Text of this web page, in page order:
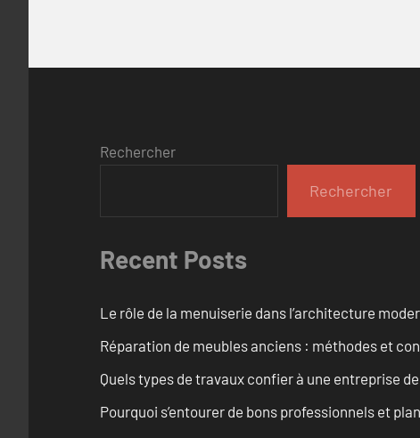
Rechercher
Rechercher
Recent Posts
Le rôle de la menuiserie dans l’architecture
Réparation de meubles anciens : méthodes et
Quels types de travaux confier à une entreprise
Pourquoi s’entourer de bons professionnels et